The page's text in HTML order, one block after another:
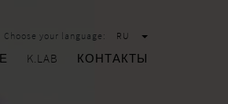
Choose your language: RU
K.LAB КОНТАКТЫ